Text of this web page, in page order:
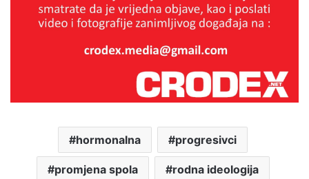
hormonalna progresivci
promjena spola rodna ideologija